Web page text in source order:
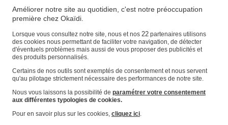
Magasin
Vos informations personnelles
Suivre une commande
Panier
Favoris
Améliorer notre site au quotidien, c'est notre préoccupation
première chez Okaïdi.
Lorsque vous consultez notre site, nous et nos 22partenaires utilisons
des cookies nous permettant de faciliter votre navigation, de détecter
d'éventuels problèmes mais aussi de vous proposer des publicités et
des produits personnalisés.
Certains de nos outils sont exemptés de consentement et nous servent
qu'au pilotage strictement nécessaire des performances de notre site.
Nous vous laissons la possibilité de paramétrer votre consentement
aux différentes typologies de cookies.
Pour en savoir plus sur les cookies, cliquez ici.